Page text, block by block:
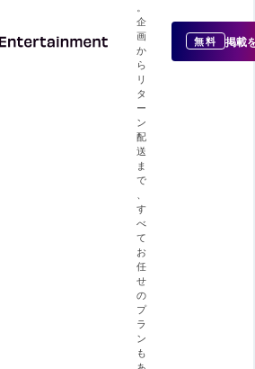
企
画
か
ら
リ
タ
ー
ン
配
送
ま
で
す
べ
て
お
任
せ
の
プ
ラ
ン
も
あ
無料 掲載